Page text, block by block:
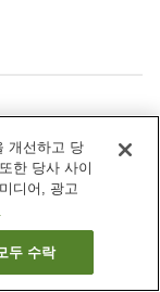
요리 가쿠이
개선하고 당
한 당사 사이
디어, 광고
두 수락